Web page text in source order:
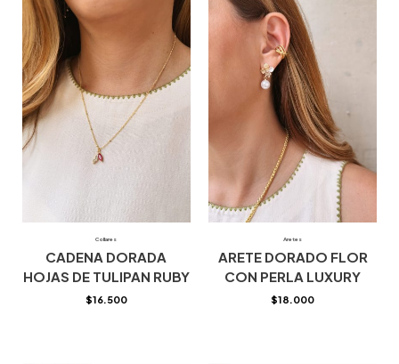
Collares
CADENA DORADA
HOJAS DE TULIPAN RUBY
$16.500
Aretes
ARETE DORADO FLOR
CON PERLA LUXURY
$18.000